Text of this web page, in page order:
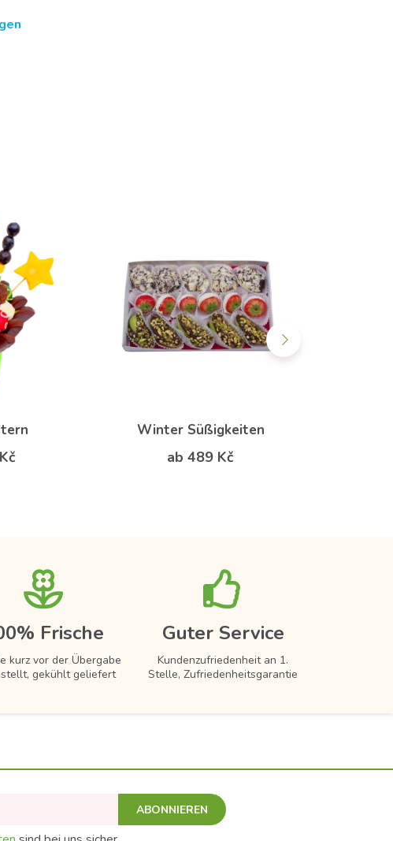
Winter Süßigkeiten
ab 489 Kč
Frische
kurz vor der Übergabe
gekühlt geliefert
Guter Service
Kundenzufriedenheit an 1.
Stelle, Zufriedenheitsgarantie
ABONNIEREN